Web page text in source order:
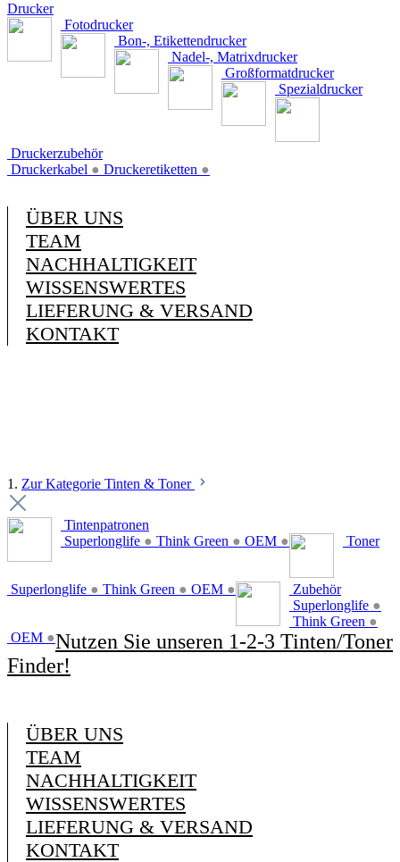
Drucker
Fotodrucker
Bon-, Etikettendrucker
Nadel-, Matrixdrucker
Großformatdrucker
Spezialdrucker
Druckerzubehör
Druckerkabel ● Druckeretiketten ●
ÜBER UNS
TEAM
NACHHALTIGKEIT
WISSENSWERTES
LIEFERUNG & VERSAND
KONTAKT
1. Zur Kategorie Tinten & Toner
Tintenpatronen
Superlonglife ● Think Green ● OEM ● Toner
Superlonglife ● Think Green ● OEM ●
Zubehör
Superlonglife ●
Think Green ●
OEM ●Nutzen Sie unseren 1-2-3 Tinten/Toner
Finder!
ÜBER UNS
TEAM
NACHHALTIGKEIT
WISSENSWERTES
LIEFERUNG & VERSAND
KONTAKT